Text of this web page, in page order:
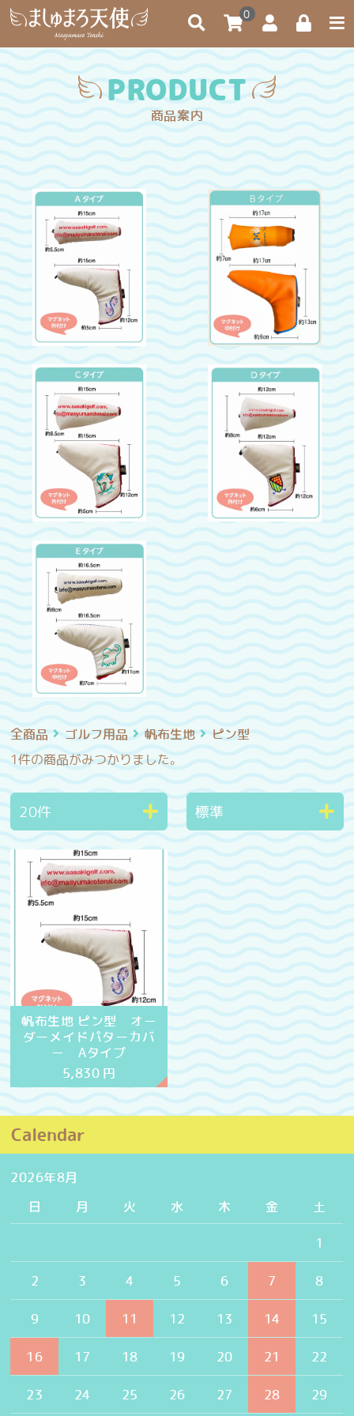
0
PRODUCT
商品案内
全商品 ゴルフ用品 帆布生地
ピン型
1件の商品がみつかりました。
帆布生地 ピン型 オー
ダーメイドパターカバ
ー Aタイプ
5,830 円
Calendar
2026年8月
日
月 火 水 木 金
土
1
2 3 4 5 6 7 8
9 10 11 12 13 14 15
16 17 18 19 20 21 22
23 24 25 26 27 28 29